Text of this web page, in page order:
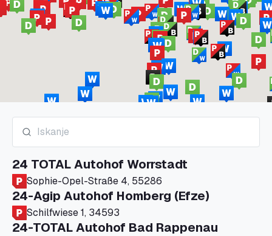
24 TOTAL Autohof Worrstadt
Sophie-Opel-Straße 4, 55286
24-Agip Autohof Homberg (Efze)
Schilfwiese 1, 34593
24-TOTAL Autohof Bad Rappenau